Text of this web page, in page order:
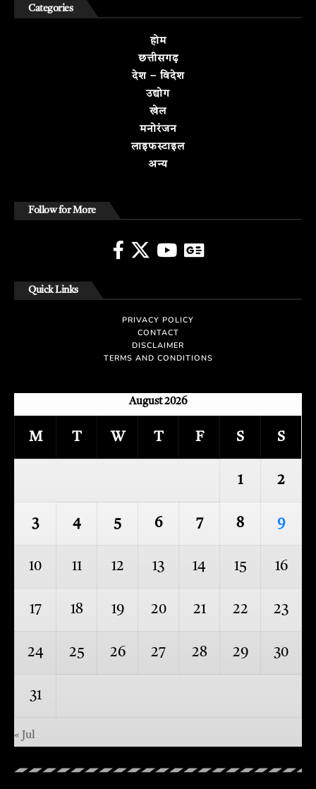
Categories
होम
छत्तीसगढ़
देश – विदेश
उद्योग
खेल
मनोरंजन
लाइफस्टाइल
अन्य
Follow for More
Quick Links
PRIVACY POLICY
CONTACT
DISCLAIMER
TERMS AND CONDITIONS
August 2026
M T W T F S S
1 2
3 4 5 6 7 8 9
10 11 12 13 14 15 16
17 18 19 20 21 22 23
24 25 26 27 28 29 30
31
« Jul